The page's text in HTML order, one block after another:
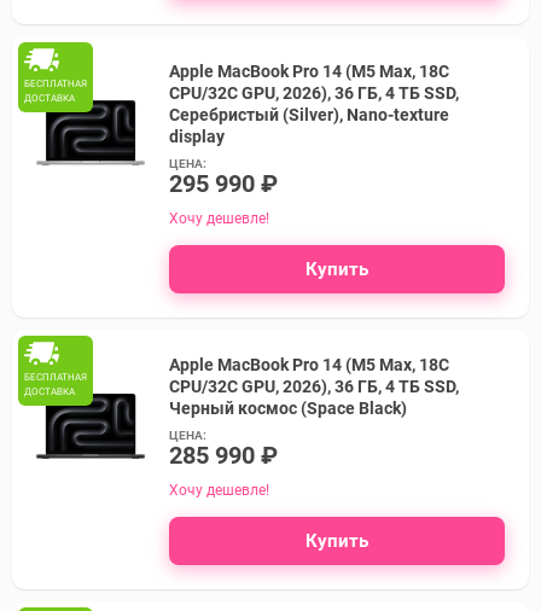
БЕСПЛАТНАЯ
ДОСТАВКА
Apple MacBook Pro 14 (M5 Max, 18C
CPU/32C GPU, 2026), 36 ГБ, 4 ТБ SSD,
Серебристый (Silver), Nano-texture
display
ЦЕНА:
295 990 ₽
Хочу дешевле!
Купить
БЕСПЛАТНАЯ
ДОСТАВКА
Apple MacBook Pro 14 (M5 Max, 18C
CPU/32C GPU, 2026), 36 ГБ, 4 ТБ SSD,
Черный космос (Space Black)
ЦЕНА:
285 990 ₽
Хочу дешевле!
Купить